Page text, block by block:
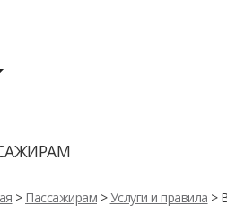
> Пассажирам >Услуги и правила >